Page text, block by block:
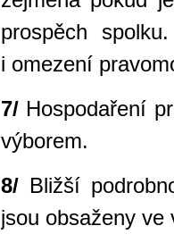
prospěch
i omezení
7/ Hospodaření
výborem.
8/ Bližší
jsou obsaženy